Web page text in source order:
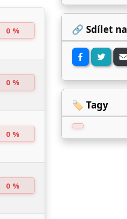
0 %
0 %
0 %
0 %
🔗 Sdílet na
🏷️ Tagy